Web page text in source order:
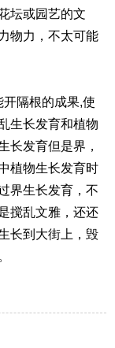
坛或园艺的文
物力，不太可能
开隔根的成果,使
生长发育和植物
长发育但是界，
植物生长发育时
界生长发育，不
搅乱文雅，还还
长到大街上，毁